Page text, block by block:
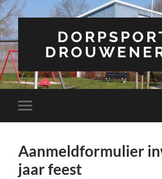
mobiel
Aanmeldformulier
jaar feest